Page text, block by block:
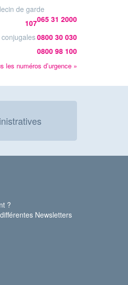
de garde
065 31 2000
107
0800 30 030
0800 98 100
les numéros d’urgence »
?
Newsletters